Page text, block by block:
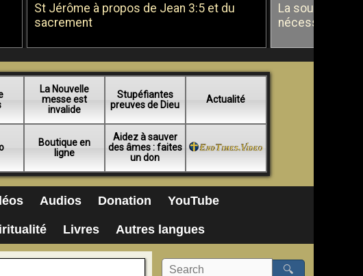
St Jérôme à propos de Jean 3:5 et du
sacrement
La soumission
nécessité du
La Nouvelle
messe est
invalide
Stupéfiantes
preuves de Dieu
Actualité
Boutique en
ligne
Aidez à sauver
des âmes : faites
un don
Audios Donation YouTube
Livres Autres langues
🔍